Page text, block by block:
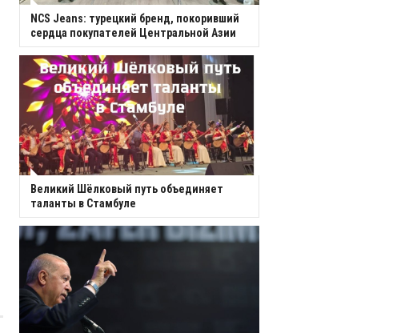
NCS Jeans: турецкий бренд, покоривший
сердца покупателей Центральной Азии
Великий Шёлковый путь объединяет
таланты в Стамбуле